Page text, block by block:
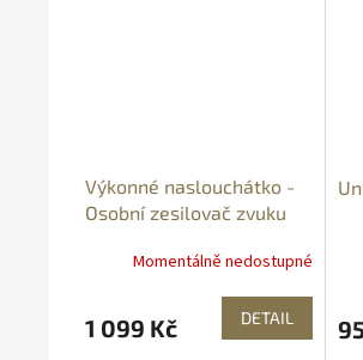
Výkonné naslouchátko -
Osobní zesilovač zvuku
Momentálně nedostupné
1 099 Kč DETAIL